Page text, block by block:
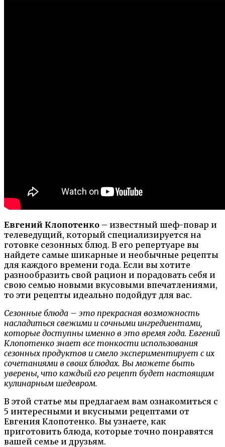
Евгений Клопотенко – известный шеф-повар и
телеведущий, который специализируется на
готовке сезонных блюд. В его репертуаре вы
найдете самые шикарные и необычные рецепты
для каждого времени года. Если вы хотите
разнообразить свой рацион и порадовать себя и
свою семью новыми вкусовыми впечатлениями,
то эти рецепты идеально подойдут для вас.
Сезонные блюда – это прекрасная возможность
насладиться свежими и сочными ингредиентами,
которые доступны именно в это время года. Евгений
Клопотенко знает все тонкости использования
сезонных продуктов и смело экспериментирует с их
сочетаниями в своих блюдах. Вы можете быть
уверены, что каждый его рецепт будет настоящим
кулинарным шедевром.
В этой статье мы предлагаем вам ознакомиться с
5 интересными и вкусными рецептами от
Евгения Клопотенко. Вы узнаете, как
приготовить блюда, которые точно понравятся
вашей семье и друзьям.